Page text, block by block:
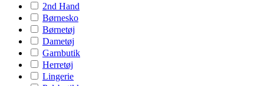
2nd Hand
Børnesko
Børnetøj
Dametøj
Garnbutik
Herretøj
Lingerie